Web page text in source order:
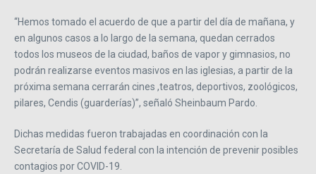
“Hemos tomado el acuerdo de que a partir del día de mañana, y
en algunos casos a lo largo de la semana, quedan cerrados
todos los museos de la ciudad, baños de vapor y gimnasios, no
podrán realizarse eventos masivos en las iglesias, a partir de la
próxima semana cerrarán cines ,teatros, deportivos, zoológicos,
pilares, Cendis (guarderías)”, señaló Sheinbaum Pardo.
Dichas medidas fueron trabajadas en coordinación con la
Secretaría de Salud federal con la intención de prevenir posibles
contagios por COVID-19.